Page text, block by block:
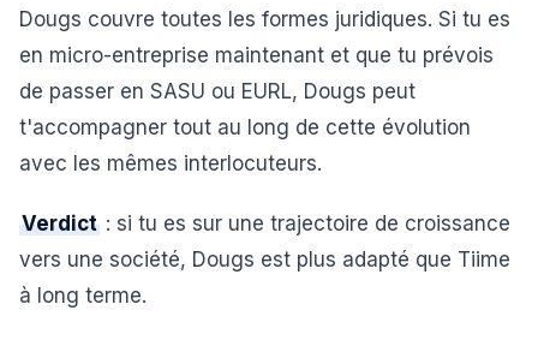
Dougs couvre toutes les formes juridiques. Si tu es
en micro-entreprise maintenant et que tu prévois
de passer en SASU ou EURL, Dougs peut
t'accompagner tout au long de cette évolution
avec les mêmes interlocuteurs.
Verdict : si tu es sur une trajectoire de croissance
vers une société, Dougs est plus adapté que Tiime
à long terme.